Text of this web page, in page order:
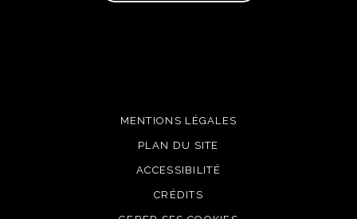
MENTIONS LÉGALES
PLAN DU SITE
ACCESSIBILITÉ
CRÉDITS